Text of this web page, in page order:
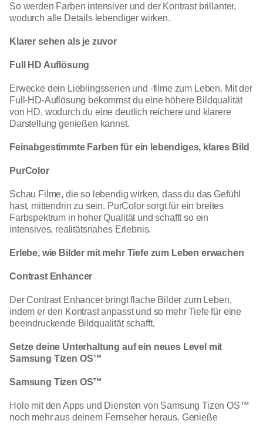
So werden Farben intensiver und der Kontrast brillanter,
wodurch alle Details lebendiger wirken.
Klarer sehen als je zuvor
Full HD Auflösung
Erwecke dein Lieblingsserien und -filme zum Leben. Mit der
Full-HD-Auflösung bekommst du eine höhere Bildqualität
von HD, wodurch du eine deutlich reichere und klarere
Darstellung genießen kannst.
Feinabgestimmte Farben für ein lebendiges, klares Bild
PurColor
Schau Filme, die so lebendig wirken, dass du das Gefühl
hast, mittendrin zu sein. PurColor sorgt für ein breites
Farbspektrum in hoher Qualität und schafft so ein
intensives, realitätsnahes Erlebnis.
Erlebe, wie Bilder mit mehr Tiefe zum Leben erwachen
Contrast Enhancer
Der Contrast Enhancer bringt flache Bilder zum Leben,
indem er den Kontrast anpasst und so mehr Tiefe für eine
beeindruckende Bildqualität schafft.
Setze deine Unterhaltung auf ein neues Level mit
Samsung Tizen OS™
Samsung Tizen OS™
Hole mit den Apps und Diensten von Samsung Tizen OS™
noch mehr aus deinem Fernseher heraus. Genieße